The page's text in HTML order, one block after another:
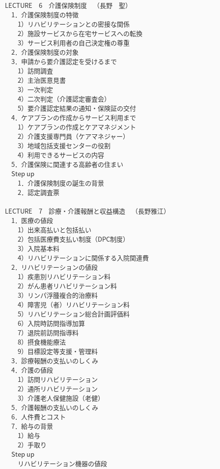
LECTURE 6 介護保険制度 （長野 聖）
1．介護保険制度の特徴
1）リハビリテーションとの密接な関係
2）施設サービスから在宅サービスへの転換
3）サービス利用者の自己決定権の尊重
2．介護保険制度の対象
3．申請から要介護認定を受けるまで
1）訪問調査
2）主治医意見書
3）一次判定
4）二次判定（介護認定審査会）
5）要介護認定結果の通知・保険証の交付
4．ケアプランの作成からサービス利用まで
1）ケアプランの作成とケアマネジメント
2）介護支援専門員（ケアマネジャー）
3）地域包括支援センターの役割
4）利用できるサービスの内容
5．介護保険に関連する高齢者の住まい
Step up
1．介護保険制度の誕生の背景
2．認定調査票
LECTURE 7 診療・介護報酬と収益構造 （長野雅江）
1．医療の値段
1）出来高払いと包括払い
2）包括医療費支払い制度（DPC制度）
3）入院基本料
4）リハビリテーションに関係する入院関連費
2．リハビリテーションの値段
1）疾患別リハビリテーション料
2）がん患者リハビリテーション料
3）リンパ浮腫複合的治療料
4）障害児（者）リハビリテーション料
5）リハビリテーション総合計画評価料
6）入院時訪問指導加算
7）退院前訪問指導料
8）摂食機能療法
9）目標設定等支援・管理料
3．診療報酬の支払いのしくみ
4．介護の値段
1）訪問リハビリテーション
2）通所リハビリテーション
3）介護老人保健施設（老健）
5．介護報酬の支払いのしくみ
6．人件費とコスト
7．給与の背景
1）給与
2）手取り
Step up
リハビリテーション機器の値段